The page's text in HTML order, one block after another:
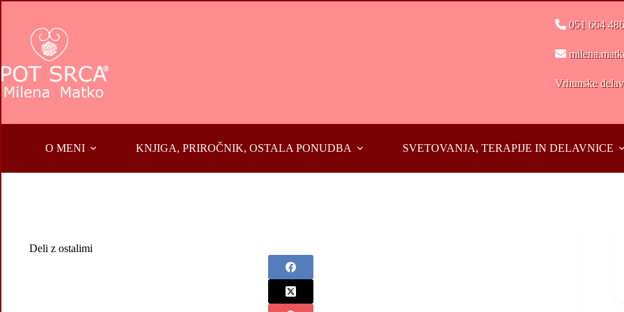
content
051 664 486
Vrhunske
O MENI KNJIGA, PRIROČNIK, OSTALA PONUDBA SVETOVANJA, TERAPIJE IN DELAVNICE
Deli z ostalimi